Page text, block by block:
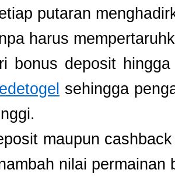
putaran
harus
bonus deposit
sehingga
maupun
nilai permainan